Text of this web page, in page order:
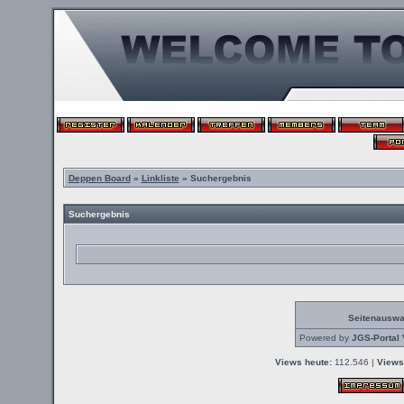
Deppen Board» Linkliste » Suchergebnis
Suchergebnis
Powered by JGS-Portal
Views heute:112.546 |